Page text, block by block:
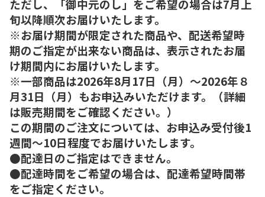
ただし、「御中元のし」をご希望の場合は7月上
旬以降順次お届けいたします。
※お届け期間が限定された商品や、配送希望時
期のご指定が出来ない商品は、表示されたお届
け期間内にお届けいたします。
※一部商品は2026年8月17日（月）～2026年８
月31日（月）もお申込みいただけます。（詳細
は販売期間をご確認ください。）
この期間のご注文については、お申込み受付後1
週間～10日程度でお届けいたします。
●配達日のご指定はできません。
●配達時間をご希望の場合は、配達希望時間帯
をご指定ください。